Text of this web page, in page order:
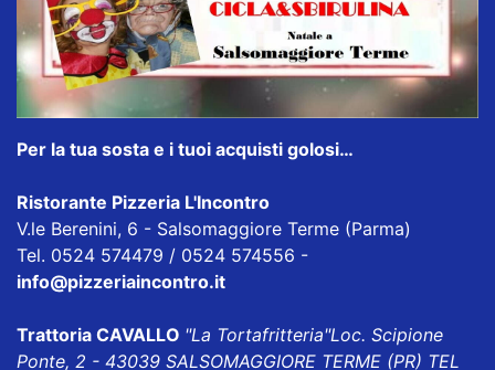
Per la tua sosta e i tuoi acquisti golosi…
Ristorante Pizzeria L'Incontro
V.le Berenini, 6 - Salsomaggiore Terme (Parma)
Tel. 0524 574479 / 0524 574556 -
info@pizzeriaincontro.it
Trattoria CAVALLO "La Tortafritteria"Loc. Scipione
Ponte, 2 - 43039 SALSOMAGGIORE TERME (PR) TEL